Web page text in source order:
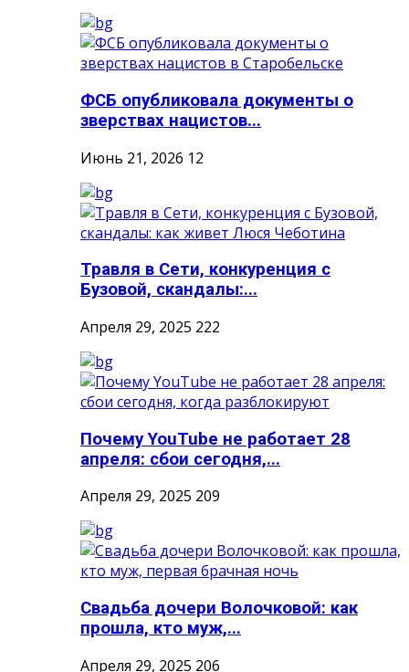
ФСБ опубликовала документы о
зверствах нацистов...
Июнь 21, 2026 12
Травля в Сети, конкуренция с
Бузовой, скандалы:...
Апреля 29, 2025 222
Почему YouTube не работает 28
апреля: сбои сегодня,...
Апреля 29, 2025 209
Свадьба дочери Волочковой: как
прошла, кто муж,...
Апреля 29, 2025 206